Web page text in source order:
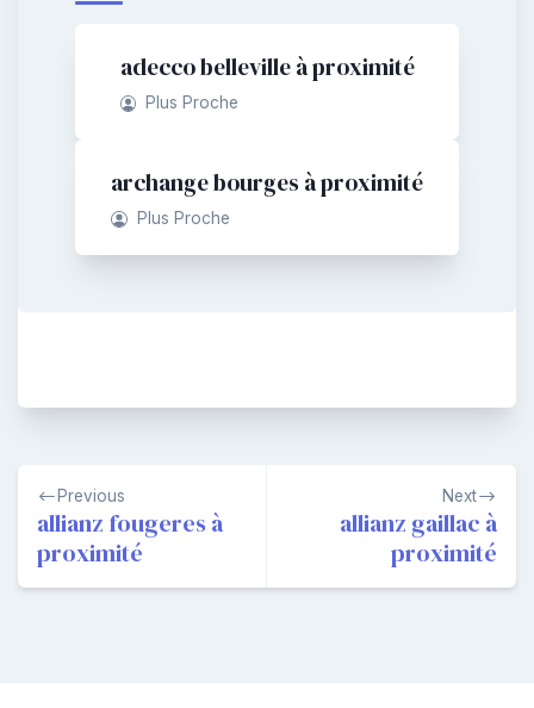
adecco belleville à proximité
Plus Proche
archange bourges à proximité
Plus Proche
Navigation
de
l’article
Previous
allianz fougeres à
proximité
Next
allianz gaillac à
proximité